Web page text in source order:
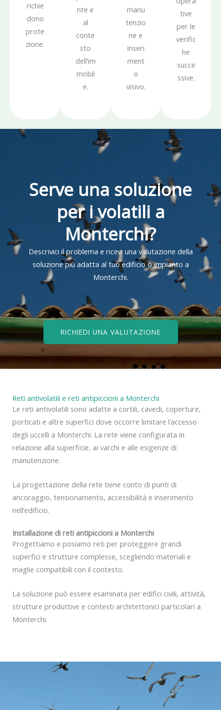
richie
dono
prote
zione.
nte e
al
conte
sto
dell’im
mobil
e.
manu
tenzio
ne e
inseri
ment
o
visivo.
tive
per le
verific
he
succe
ssive.
Serve una soluzione
per i volatili a
Monterchi?
Descrivici il problema e ricevi una valutazione della
soluzione più adatta al tuo edificio o impianto a
Monterchi.
RICHIEDI UNA VALUTAZIONE
Reti antivolatili e reti antipiccioni a Monterchi
Le reti antivolatili sono adatte a cortili, cavedi, coperture,
porticati e altre superfici dove occorre limitare l’accesso
degli uccelli a Monterchi. La rete viene configurata in
relazione alla superficie, ai varchi e alle esigenze di
manutenzione.
La progettazione della rete tiene conto di punti di
ancoraggio, tensionamento, accessibilità e inserimento
nell’edificio.
Installazione di reti antipiccioni a Monterchi
Progettiamo e posiamo reti per proteggere grandi
superfici e strutture complesse, scegliendo materiali e
maglie compatibili con il contesto.
La soluzione può essere esaminata per edifici civili, attività,
strutture produttive e contesti architettonici particolari a
Monterchi.